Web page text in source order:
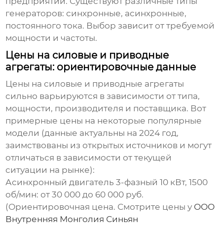
генераторов: синхронные, асинхронные,
постоянного тока. Выбор зависит от требуемой
мощности и частоты.
Цены на силовые и приводные
агрегаты: ориентировочные данные
Цены на силовые и приводные агрегаты
сильно варьируются в зависимости от типа,
мощности, производителя и поставщика. Вот
примерные цены на некоторые популярные
модели (данные актуальны на 2024 год,
заимствованы из открытых источников и могут
отличаться в зависимости от текущей
ситуации на рынке):
Асинхронный двигатель 3-фазный 10 кВт, 1500
об/мин: от 30 000 до 60 000 руб.
(Ориентировочная цена. Смотрите цены у ООО
Внутренняя Монголия Синьян